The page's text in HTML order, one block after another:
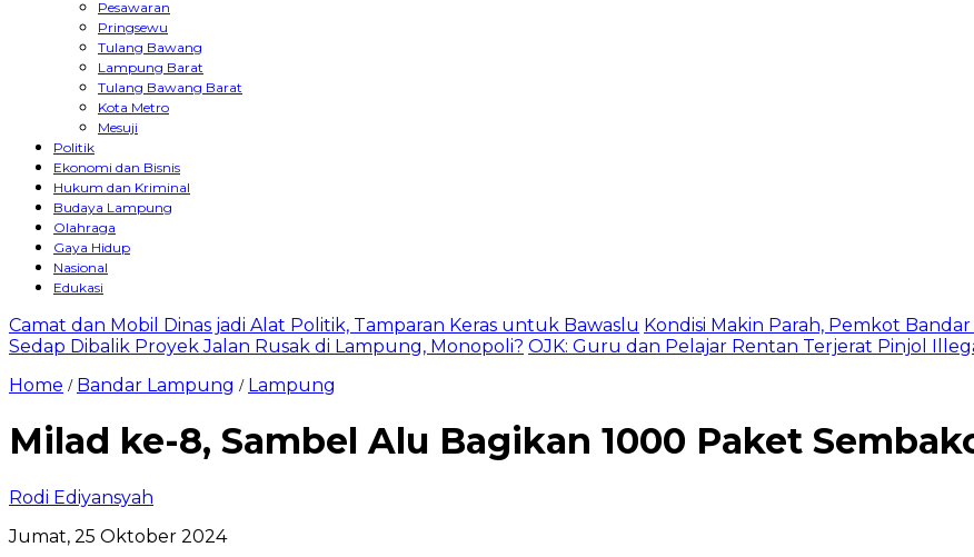
Pesawaran
Pringsewu
Tulang Bawang
Lampung Barat
Tulang Bawang Barat
Kota Metro
Mesuji
Politik
Ekonomi dan Bisnis
Hukum dan Kriminal
Budaya Lampung
Olahraga
Gaya Hidup
Nasional
Edukasi
Camat dan Mobil Dinas jadi Alat Politik, Tamparan Keras untuk Bawaslu Kondisi Makin Parah, Pemkot
Sedap Dibalik Proyek Jalan Rusak di Lampung, Monopoli? OJK: Guru dan Pelajar Rentan Terjerat Pinjol
Home / Bandar Lampung / Lampung
Milad ke-8, Sambel Alu Bagikan 1000 Paket
Rodi Ediyansyah
Jumat, 25 Oktober 2024